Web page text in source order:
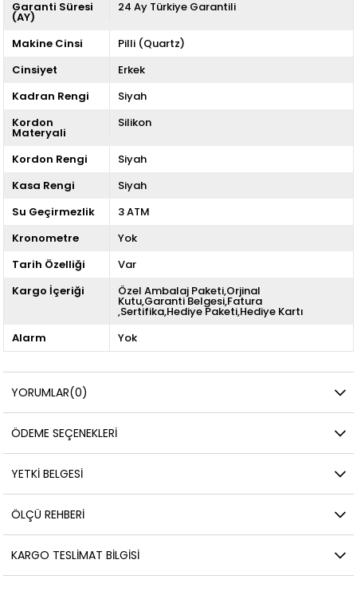
Garanti Süresi
(AY)
24 Ay Türkiye Garantili
Makine Cinsi
Pilli (Quartz)
Cinsiyet
Erkek
Kadran Rengi
Siyah
Kordon
Materyali
Silikon
Kordon Rengi
Siyah
Kasa Rengi
Siyah
Su Geçirmezlik
3 ATM
Kronometre
Yok
Tarih Özelliği
Var
Kargo İçeriği
Özel Ambalaj Paketi,Orjinal
Kutu,Garanti Belgesi,Fatura
,Sertifika,Hediye Paketi,Hediye Kartı
Alarm
Yok
YORUMLAR(0)
ÖDEME SEÇENEKLERI
YETKİ BELGESİ
ÖLÇÜ REHBERI
KARGO TESLIMAT BILGISI